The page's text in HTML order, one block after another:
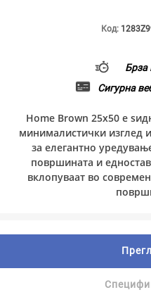
Код:
Брза
Сигурна
Home Brown 25x50 е
минималистички изглед
за елегантно
површината и
вклопуваат во